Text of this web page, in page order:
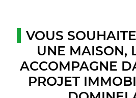
VOUS
UNE MAISON,
ACCOMPAGNE
PROJET